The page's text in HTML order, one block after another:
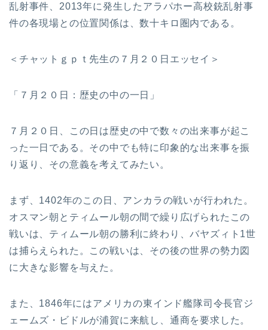
乱射事件、2013年に発生したアラパホー高校銃乱射事
件の各現場との位置関係は、数十キロ圏内である。
＜チャットｇｐｔ先生の７月２０日エッセイ＞
「７月２０日：歴史の中の一日」
７月２０日、この日は歴史の中で数々の出来事が起こ
った一日である。その中でも特に印象的な出来事を振
り返り、その意義を考えてみたい。
まず、1402年のこの日、アンカラの戦いが行われた。
オスマン朝とティムール朝の間で繰り広げられたこの
戦いは、ティムール朝の勝利に終わり、バヤズィト1世
は捕らえられた。この戦いは、その後の世界の勢力図
に大きな影響を与えた。
また、1846年にはアメリカの東インド艦隊司令長官ジ
ェームズ・ビドルが浦賀に来航し、通商を要求した。